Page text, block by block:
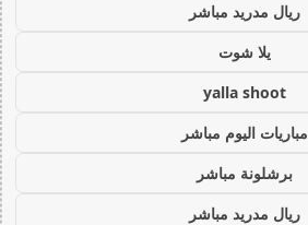
ريال مدريد مباشر
يلا شوت
yalla shoot
مباريات اليوم مباشر
برشلونة مباشر
ريال مدريد مباشر